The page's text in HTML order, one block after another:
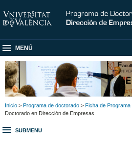
MENÚ
Inicio > Programa de doctorado > Ficha de Programa
Doctorado en Dirección de Empresas
SUBMENU